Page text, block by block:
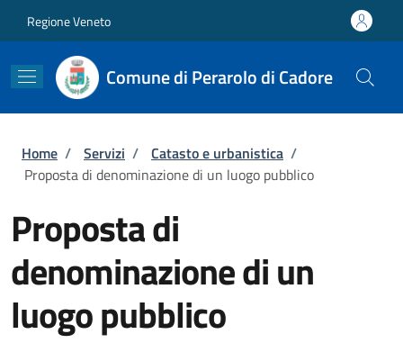
Regione Veneto
Comune di Perarolo di Cadore
Briciole di pane
Home / Servizi / Catasto e urbanistica /
Proposta di denominazione di un luogo pubblico
Proposta di
denominazione di un
luogo pubblico